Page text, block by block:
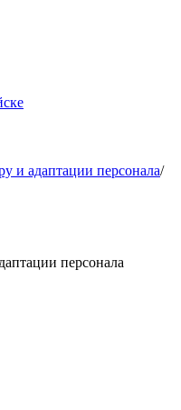
и адаптации персонала/
персонала